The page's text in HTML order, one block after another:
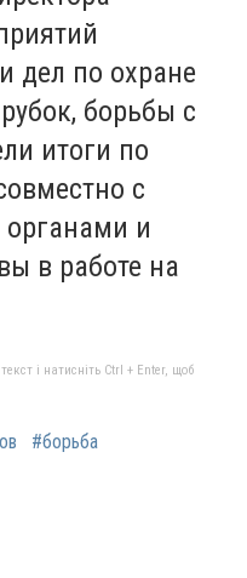
дел по охране
борьбы с
итоги по
с
и
в работе на
і натисніть Ctrl + Enter, щоб
#борьба